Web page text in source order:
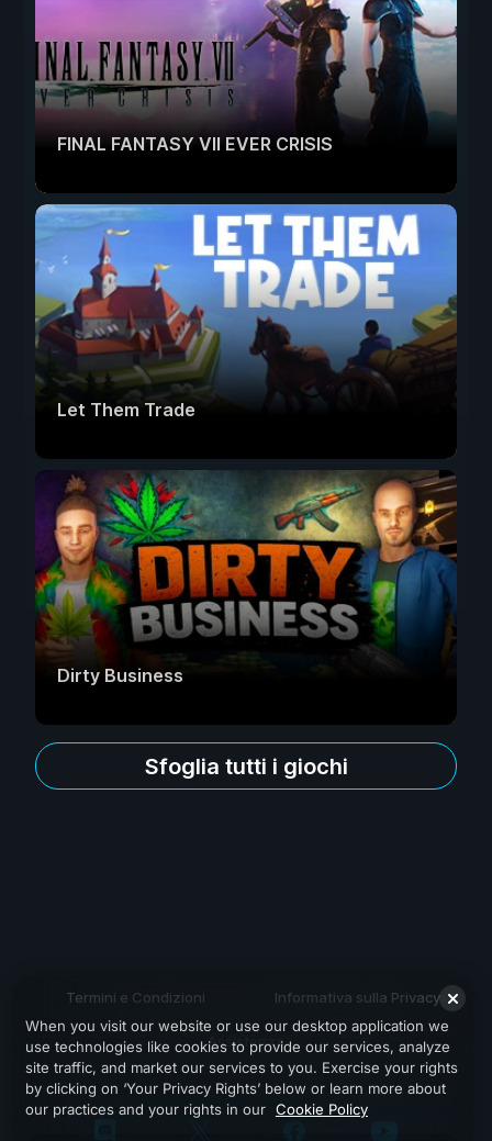
FINAL FANTASY VII EVER CRISIS
Let Them Trade
Dirty Business
Sfoglia tutti i giochi
Termini e Condizioni Informativa sulla Privacy
Assistenza
When you visit our website or use our desktop application we
use technologies like cookies to provide our services, analyze
site traffic, and market our services to you. Exercise your rights
by clicking on ‘Your Privacy Rights’ below or learn more about
our practices and your rights in our Cookie Policy